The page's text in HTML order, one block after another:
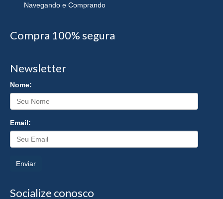
Navegando e Comprando
Compra 100% segura
Newsletter
Nome:
Email:
Enviar
Socialize conosco